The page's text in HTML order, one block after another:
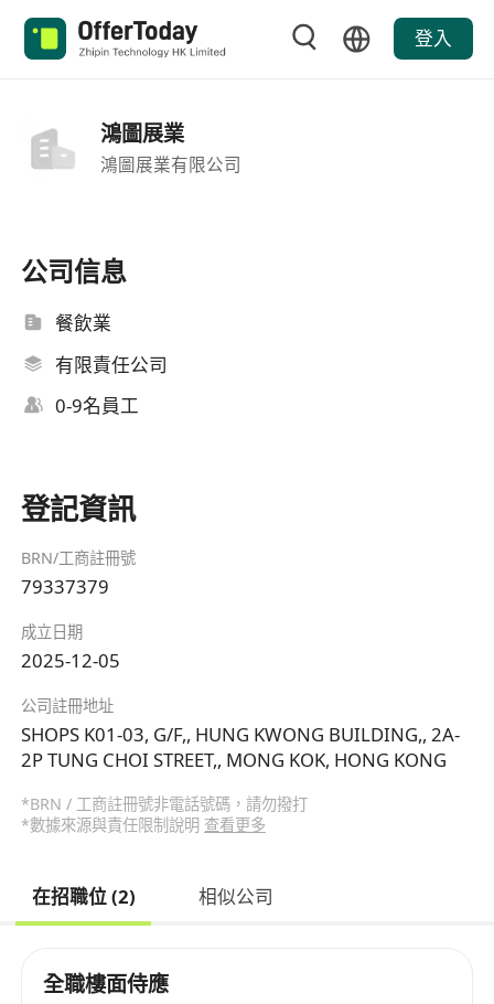
登入
鴻圖展業
鴻圖展業有限公司
公司信息
餐飲業
有限責任公司
0-9名員工
登記資訊
BRN/工商註冊號
79337379
成立日期
2025-12-05
公司註冊地址
SHOPS K01-03, G/F,, HUNG KWONG BUILDING,, 2A-
2P TUNG CHOI STREET,, MONG KOK, HONG KONG
*BRN / 工商註冊號非電話號碼，請勿撥打
*數據來源與責任限制說明 查看更多
在招職位 (2) 相似公司
全職樓面侍應